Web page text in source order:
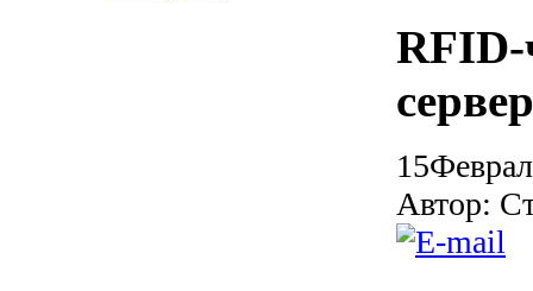
RFID-
15
Автор: